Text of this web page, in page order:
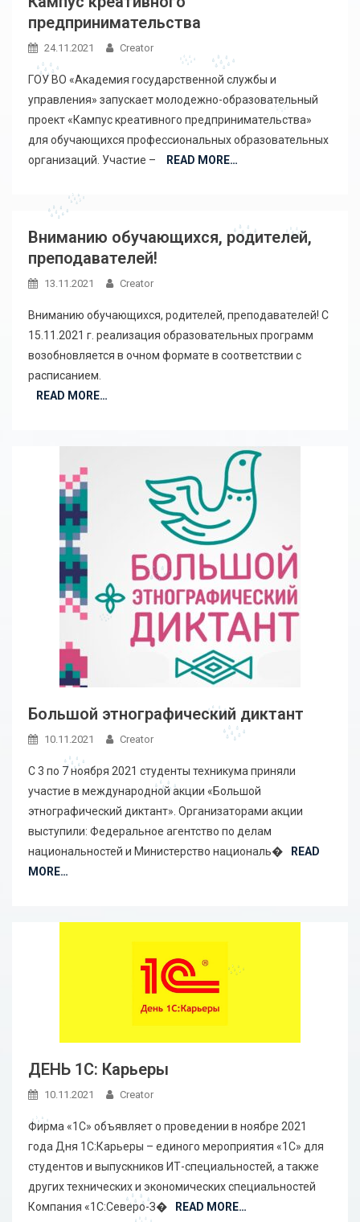
предпринимательства
24.11.2021 Creator
ГОУ ВО «Академия государственной службы и
управления» запускает молодежно-образовательный
проект «Кампус креативного предпринимательства»
для обучающихся профессиональных образовательных
организаций. Участие –
READ MORE…
Вниманию обучающихся, родителей,
преподавателей!
13.11.2021 Creator
Вниманию обучающихся, родителей, преподавателей! С
15.11.2021 г. реализация образовательных программ
возобновляется в очном формате в соответствии с
расписанием.
READ MORE…
Большой этнографический диктант
10.11.2021 Creator
С 3 по 7 ноября 2021 студенты техникума приняли
участие в международной акции «Большой
этнографический диктант». Организаторами акции
выступили: Федеральное агентство по делам
национальностей и Министерство националь�
READ
MORE…
ДЕНЬ 1С: Карьеры
10.11.2021 Creator
Фирма «1С» объявляет о проведении в ноябре 2021
года Дня 1С:Карьеры – единого мероприятия «1С» для
студентов и выпускников ИТ-специальностей, а также
других технических и экономических специальностей
Компания «1С:Северо-З�
READ MORE…